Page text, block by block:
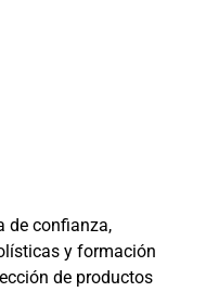
de confianza,
y formación
de productos